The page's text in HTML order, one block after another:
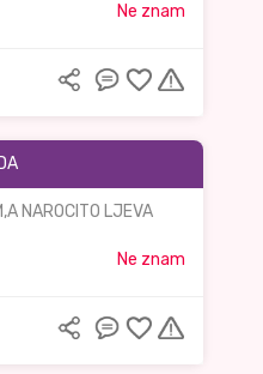
Ne znam
NAROCITO LJEVA
Ne znam